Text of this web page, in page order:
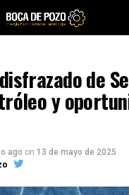
de
y
ago on 13 de mayo de 2025